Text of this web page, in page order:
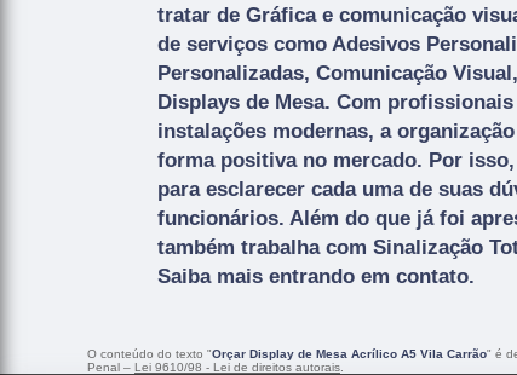
tratar de Gráfica e comunicação
de serviços como Adesivos
Personalizadas, Comunicação
Displays de Mesa. Com
instalações modernas, a
forma positiva no mercado. Por
para esclarecer cada uma de suas
funcionários. Além do que já foi
também trabalha com Sinalização
Saiba mais entrando em contato.
O conteúdo do texto "Orçar Display de Mesa Acrílico A5 Vila Carrão" é
Penal – Lei 9610/98 - Lei de direitos autorais